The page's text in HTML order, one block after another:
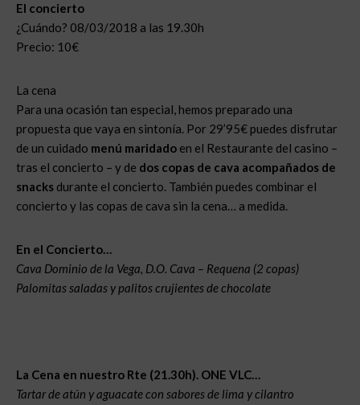
El concierto
¿Cuándo? 08/03/2018 a las 19.30h
Precio: 10€
La cena
Para una ocasión tan especial, hemos preparado una
propuesta que vaya en sintonía. Por 29’95€ puedes disfrutar
de un cuidado menú maridado en el Restaurante del casino –
tras el concierto – y de dos copas de cava acompañados de
snacks durante el concierto. También puedes combinar el
concierto y las copas de cava sin la cena… a medida.
En el Concierto…
Cava Dominio de la Vega, D.O. Cava – Requena (2 copas)
Palomitas saladas y palitos crujientes de chocolate
La Cena en nuestro Rte (21.30h). ONE VLC…
Tartar de atún y aguacate con sabores de lima y cilantro